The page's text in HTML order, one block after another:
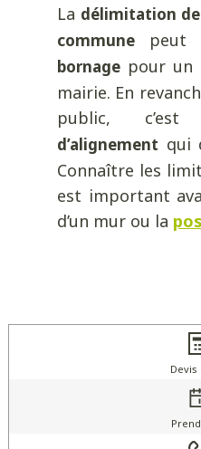
La délimitation de
communepeut
bornagepour un
mairie. En
public,
d’alignement qui
Connaître les
est important
d’un mur ou la